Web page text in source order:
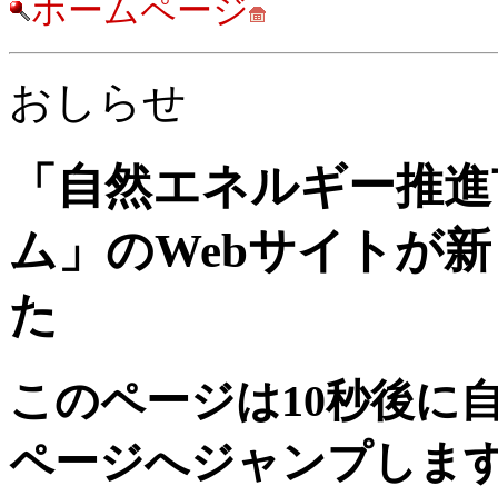
ホームページ
おしらせ
「自然エネルギー推
ム」のWebサイトが
た
このページは10秒後に
ページへジャンプしま